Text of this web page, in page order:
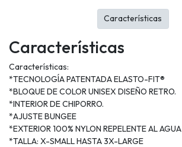
Características
Características:
*TECNOLOGÍA PATENTADA ELASTO-FIT®
*BLOQUE DE COLOR UNISEX DISEÑO RETRO.
*INTERIOR DE CHIPORRO.
*AJUSTE BUNGEE
*EXTERIOR 100% NYLON REPELENTE AL AGUA
*TALLA: X-SMALL HASTA 3X-LARGE
Características